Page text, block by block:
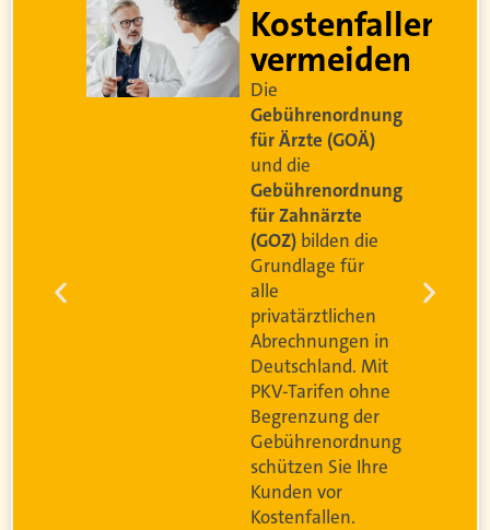
Kostenfallen
vermeiden
Die
Gebührenordnung
für Ärzte (GOÄ)
und die
Gebührenordnung
für Zahnärzte
(GOZ)bilden die
Grundlage für
alle
privatärztlichen
Abrechnungen in
Deutschland. Mit
PKV-Tarifen ohne
Begrenzung der
Gebührenordnung
schützen Sie Ihre
Kunden vor
Kostenfallen.